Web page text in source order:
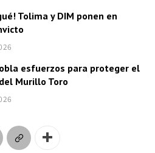
Tolima y DIM ponen en
esfuerzos para proteger el
Murillo Toro